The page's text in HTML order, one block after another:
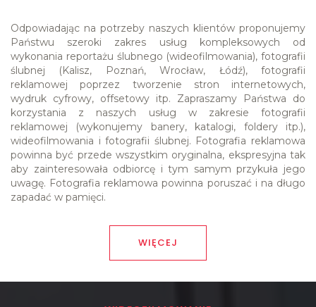
Odpowiadając na potrzeby naszych klientów proponujemy
Państwu szeroki zakres usług kompleksowych od
wykonania reportażu ślubnego (wideofilmowania), fotografii
ślubnej (Kalisz, Poznań, Wrocław, Łódź), fotografii
reklamowej poprzez tworzenie stron internetowych,
wydruk cyfrowy, offsetowy itp. Zapraszamy Państwa do
korzystania z naszych usług w zakresie fotografii
reklamowej (wykonujemy banery, katalogi, foldery itp.),
wideofilmowania i fotografii ślubnej. Fotografia reklamowa
powinna być przede wszystkim oryginalna, ekspresyjna tak
aby zainteresowała odbiorcę i tym samym przykuła jego
uwagę. Fotografia reklamowa powinna poruszać i na długo
zapadać w pamięci.
WIĘCEJ